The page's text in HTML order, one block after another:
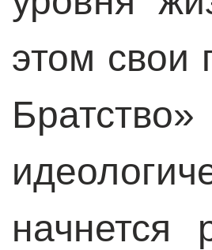
этом свои